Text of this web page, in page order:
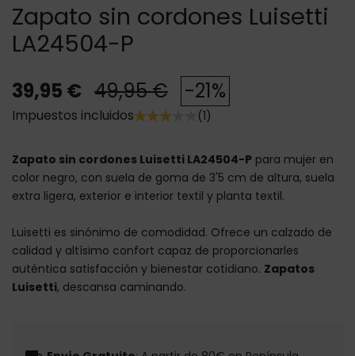
Zapato sin cordones Luisetti
LA24504-P
39,95 € 49,95 € -21%
Impuestos incluidos (1)
Zapato sin cordones Luisetti LA24504-P para mujer en
color negro, con suela de goma de 3'5 cm de altura, suela
extra ligera, exterior e interior textil y planta textil.
Luisetti es sinónimo de comodidad. Ofrece un calzado de
calidad y altísimo confort capaz de proporcionarles
auténtica satisfacción y bienestar cotidiano. Zapatos
Luisetti, descansa caminando.